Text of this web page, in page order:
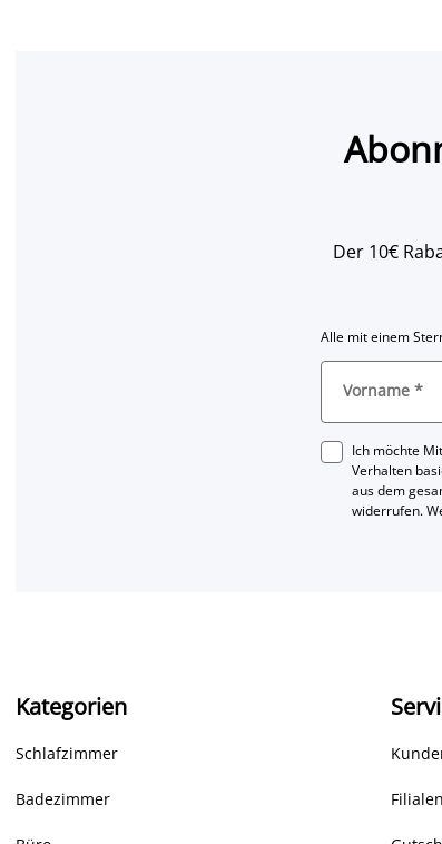
Der 10€
Alle mit einem
Vorname *
Ich möchte
Verhalten
aus dem
widerrufen.
Kategorien
Schlafzimmer
Badezimmer